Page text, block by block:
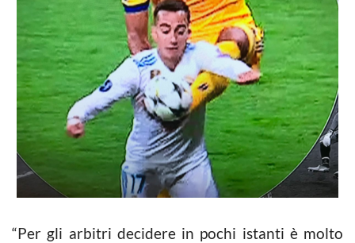
“Per gli arbitri decidere in pochi istanti è molto